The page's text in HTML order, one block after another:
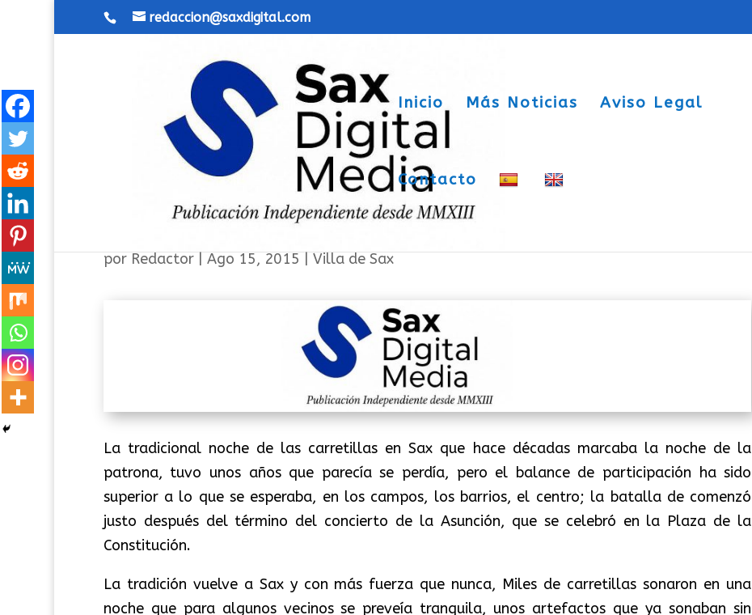
redaccion@saxdigital.com
Inicio Más Noticias Aviso Legal
Contacto
Carretillas, corre corre que te pillo
por Redactor| Ago 15, 2015 Villa de Sax
La tradicional noche de las carretillas en Sax que hace décadas marcaba la noche de la
patrona, tuvo unos años que parecía se perdía, pero el balance de participación ha sido
superior a lo que se esperaba, en los campos, los barrios, el centro; la batalla de comenzó
justo después del término del concierto de la Asunción, que se celebró en la Plaza de la
Constitución.
La tradición vuelve a Sax y con más fuerza que nunca, Miles de carretillas sonaron en una
noche que para algunos vecinos se preveía tranquila, unos artefactos que ya sonaban sin